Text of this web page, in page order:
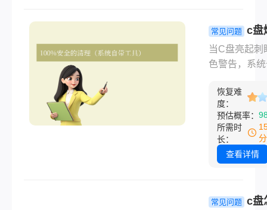
错、病毒感
至是不当操
么图片损坏
复呢？别急
弃！本文将
理修复损坏
常用方法，
大程度挽回
常见问题 c盘
了可以删除
文件？安全
详解！
当C盘亮起刺
色警告，系
而至。那么c
了可以删除
件呢？别慌
详尽的清理
带你一步步
据。
恢复难
度：
预估概率：
所需时
长：
查看详情
常见问题 c盘